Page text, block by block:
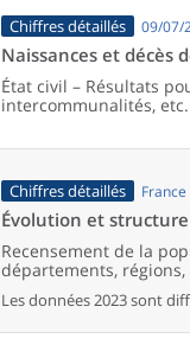
Chiffres détaillés 09/07/
Naissances et décès
État civil – Résultats
intercommunalités, etc.
Chiffres détaillés
Évolution et
Recensement de la
départements,
Les données 2023 sont